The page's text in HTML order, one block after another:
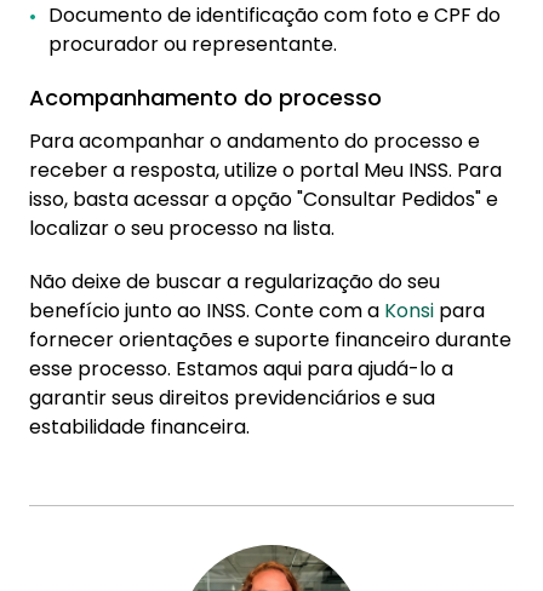
Documento de identificação com foto e CPF do
procurador ou representante.
Acompanhamento do processo
Para acompanhar o andamento do processo e
receber a resposta, utilize o portal Meu INSS. Para
isso, basta acessar a opção "Consultar Pedidos" e
localizar o seu processo na lista.
Não deixe de buscar a regularização do seu
benefício junto ao INSS. Conte com a Konsi para
fornecer orientações e suporte financeiro durante
esse processo. Estamos aqui para ajudá-lo a
garantir seus direitos previdenciários e sua
estabilidade financeira.